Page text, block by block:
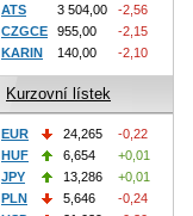
ATS
3 504,00
-2,56
CZGCE
955,00
-2,15
KARIN
140,00 -2,10
Kurzovní lístek
EUR 24,265
-0,22
HUF
6,654
+0,01
JPY
13,286
+0,01
PLN
5,646
-0,24